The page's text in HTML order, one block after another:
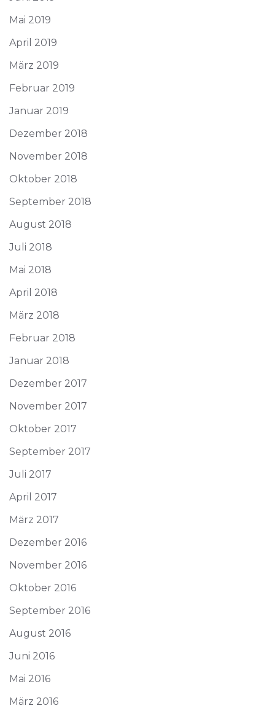
Mai 2019
April 2019
März 2019
Februar 2019
Januar 2019
Dezember 2018
November 2018
Oktober 2018
September 2018
August 2018
Juli 2018
Mai 2018
April 2018
März 2018
Februar 2018
Januar 2018
Dezember 2017
November 2017
Oktober 2017
September 2017
Juli 2017
April 2017
März 2017
Dezember 2016
November 2016
Oktober 2016
September 2016
August 2016
Juni 2016
Mai 2016
März 2016